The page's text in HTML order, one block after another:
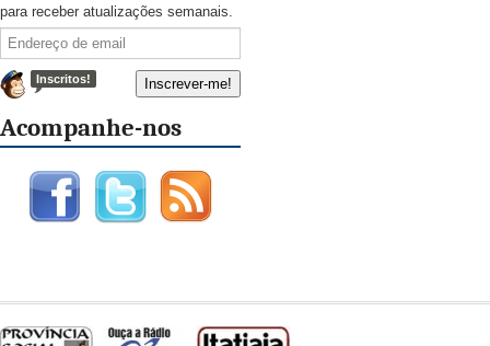
para receber atualizações semanais.
Inscritos!
Acompanhe-nos